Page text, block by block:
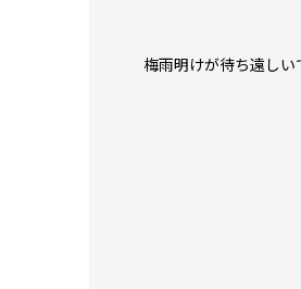
梅雨明けが待ち遠しい